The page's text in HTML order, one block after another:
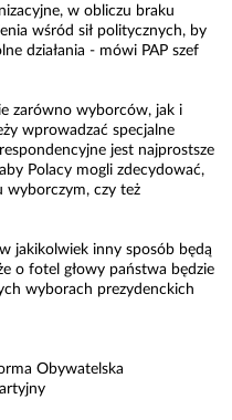
w obliczu braku
wśród sił politycznych, by
działania - mówi PAP szef
zarówno wyborców, jak i
wprowadzać specjalne
jest najprostsze
Polacy mogli zdecydować,
wyborczym, czy też
jakikolwiek inny sposób będą
o fotel głowy państwa będzie
wyborach prezydenckich
Obywatelska